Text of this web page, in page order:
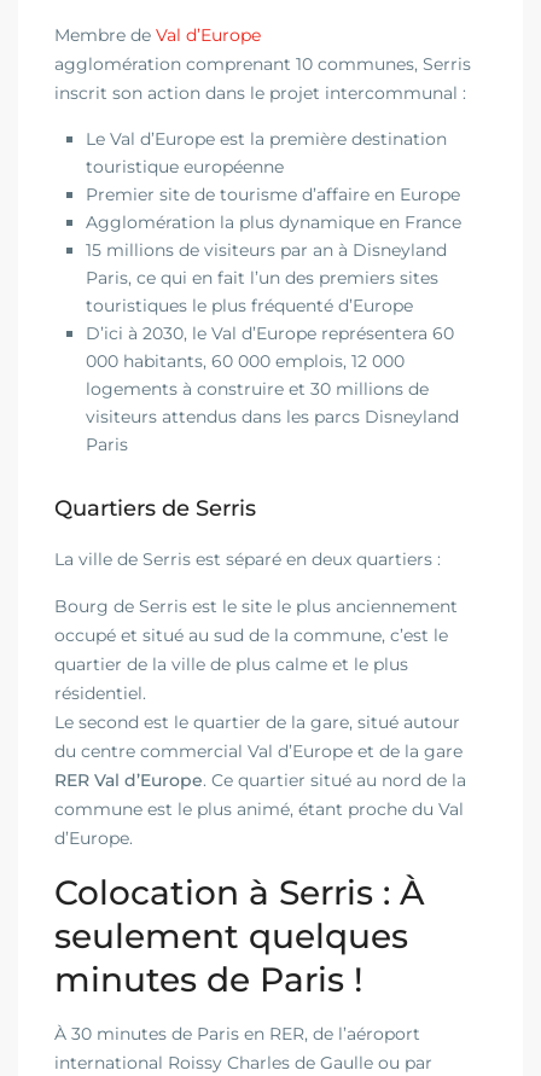
Membre deVal d’Europe
agglomération comprenant 10 communes, Serris
inscrit son action dans le projet intercommunal :
Le Val d’Europe est la première destination
touristique européenne
Premier site de tourisme d’affaire en Europe
Agglomération la plus dynamique en France
15 millions de visiteurs par an à Disneyland
Paris, ce qui en fait l’un des premiers sites
touristiques le plus fréquenté d’Europe
D’ici à 2030, le Val d’Europe représentera 60
000 habitants, 60 000 emplois, 12 000
logements à construire et 30 millions de
visiteurs attendus dans les parcs Disneyland
Paris
Quartiers de Serris
La ville de Serris est séparé en deux quartiers :
Bourg de Serris est le site le plus anciennement
occupé et situé au sud de la commune, c’est le
quartier de la ville de plus calme et le plus
résidentiel.
Le second est le quartier de la gare, situé autour
du centre commercial Val d’Europe et de la gare
RER Val d’Europe. Ce quartier situé au nord de la
commune est le plus animé, étant proche du Val
d’Europe.
Colocation à Serris : À
seulement quelques
minutes de Paris !
À 30 minutes de Paris en RER, de l’aéroport
international Roissy Charles de Gaulle ou par